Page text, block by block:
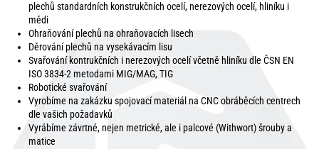
plechů standardních konstrukčních ocelí, nerezových ocelí, hliníku i
mědi
Ohraňování plechů na ohraňovacích lisech
Děrování plechů na vysekávacím lisu
Svařování kontrukčních i nerezových ocelí včetně hliníku dle ČSN EN
ISO 3834-2 metodami MIG/MAG, TIG
Robotické svařování
Vyrobíme na zakázku spojovací materiál na CNC obráběcích centrech
dle vašich požadavků
Vyrábíme závrtné, nejen metrické, ale i palcové (Withwort) šrouby a
matice